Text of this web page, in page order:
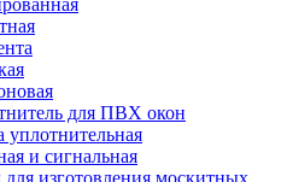
для ПВХ окон
уплотнительная
и сигнальная
изготовления москитных